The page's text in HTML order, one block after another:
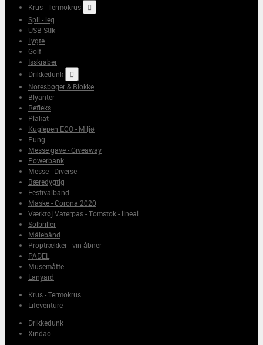
Krus - Termokrus

Spil - leg
USB StIk
Lygte
Golf
Isskraber
Drikkedunk

Notesbøger & Blokke
Blyanter
Refleks
Plakat
Kuglepen ECO - Miljø
Pung
Messe gave - Giveaway
Powerbank
Messe - Diverse
Bæredygtig
Festivalband
Maske - Corona 2020
Værktøj Vaterpas - Tomstok - lineal
Solbriller
Målebånd
Proptrækker - vin åbner
PADEL
Musemåtte
Lanyard
Krus - Termokrus
Lifeventure
Drikkedunk
Xindao